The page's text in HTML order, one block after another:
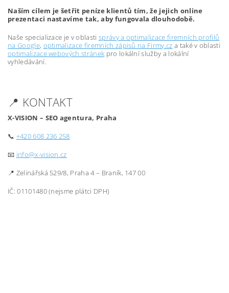
Naším cílem je šetřit peníze klientů tím, že jejich online
prezentaci nastavíme tak, aby fungovala dlouhodobě.
Naše specializace je v oblasti správy a optimalizace firemních profilů
na Google, optimalizace firemních zápisů na Firmy.cz a také v oblasti
optimalizace webových stránek pro lokální služby a lokální
vyhledávání.
📍 KONTAKT
X-VISION – SEO agentura, Praha
📞 +420 608 236 258
📧 info@x-vision.cz
📍 Zelinářská 529/8, Praha 4 – Braník, 147 00
IČ: 01101480 (nejsme plátci DPH)